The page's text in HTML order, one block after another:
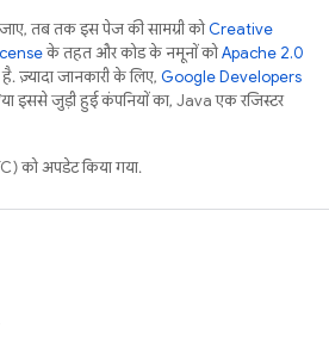
तब तक इस पेज की सामग्री कोCreative
के तहत और कोड के नमूनों कोApache 2.0
ज़्यादा जानकारी के लिए, Google Developers
इससे जुड़ी हुई कंपनियों का, Java एक रजिस्टर
को अपडेट किया गया.